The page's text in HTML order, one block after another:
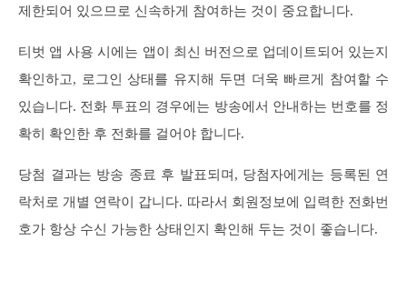
제한되어 있으므로 신속하게 참여하는 것이 중요합니다.
티벗 앱 사용 시에는 앱이 최신 버전으로 업데이트되어 있는지
확인하고, 로그인 상태를 유지해 두면 더욱 빠르게 참여할 수
있습니다. 전화 투표의 경우에는 방송에서 안내하는 번호를 정
확히 확인한 후 전화를 걸어야 합니다.
당첨 결과는 방송 종료 후 발표되며, 당첨자에게는 등록된 연
락처로 개별 연락이 갑니다. 따라서 회원정보에 입력한 전화번
호가 항상 수신 가능한 상태인지 확인해 두는 것이 좋습니다.